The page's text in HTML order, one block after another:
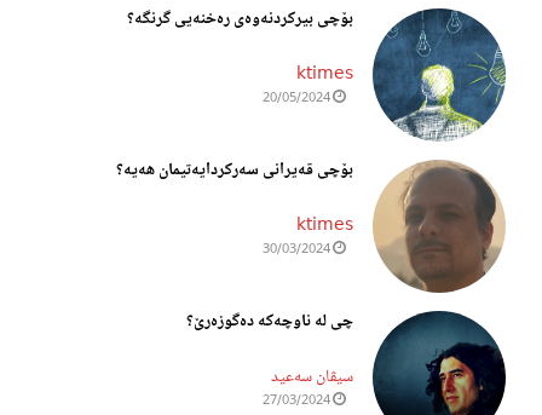
بۆچی بیرکردنەوەی رەخنەیی گرنگە؟
ktimes
بۆچی قەیرانی سەرکردایەتیمان هەیە؟
ktimes
چی لە ناوچەکە دەگوزەرێ؟
سیڤان سەعید